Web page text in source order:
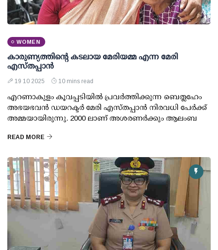
WOMEN
കാരുണ്യത്തിന്റെ കടലായ മേരിയമ്മ എന്ന മേരി
എസ്തപ്പാന്‍
19 10 2025 10 mins read
എറണാകുളം കൂവപ്പടിയില്‍ പ്രവര്‍ത്തിക്കുന്ന ബെത്ലഹേം
അഭയഭവന്‍ ഡയറക്ടര്‍ മേരി എസ്തപ്പാന്‍ നിരവധി പേര്‍ക്ക്
അമ്മയായിരുന്നു. 2000 ലാണ് അശരണര്‍ക്കും ആലംബ
READ MORE